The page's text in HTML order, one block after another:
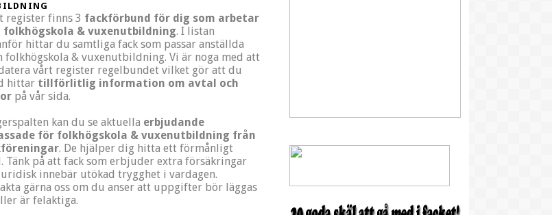
register finns 3 fackförbund för dig som arbetar
folkhögskola & vuxenutbildning. I listan
hittar du samtliga fack som passar anställda
folkhögskola & vuxenutbildning. Vi är noga med att
vårt register regelbundet vilket gör att du
hittar tillförlitlig information om avtal och
på vår sida.
kan du se aktuella erbjudande
för folkhögskola & vuxenutbildning från
. De hjälper dig hitta ett förmånligt
Tänk på att fack som erbjuder extra försäkringar
innebär utökad trygghet i vardagen.
gärna oss om du anser att uppgifter bör läggas
är felaktiga.